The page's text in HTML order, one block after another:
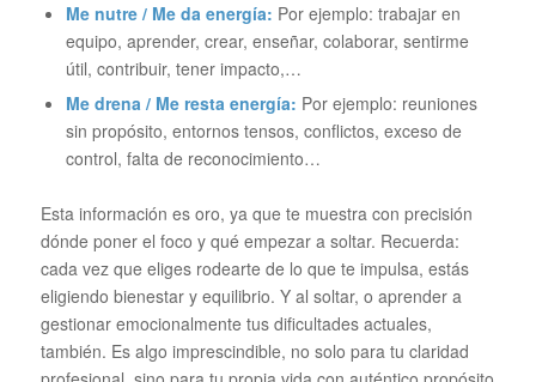
Me nutre / Me da energía: Por ejemplo: trabajar en
equipo, aprender, crear, enseñar, colaborar, sentirme
útil, contribuir, tener impacto,…
Me drena / Me resta energía: Por ejemplo: reuniones
sin propósito, entornos tensos, conflictos, exceso de
control, falta de reconocimiento…
Esta información es oro, ya que te muestra con precisión
dónde poner el foco y qué empezar a soltar. Recuerda:
cada vez que eliges rodearte de lo que te impulsa, estás
eligiendo bienestar y equilibrio. Y al soltar, o aprender a
gestionar emocionalmente tus dificultades actuales,
también. Es algo imprescindible, no solo para tu claridad